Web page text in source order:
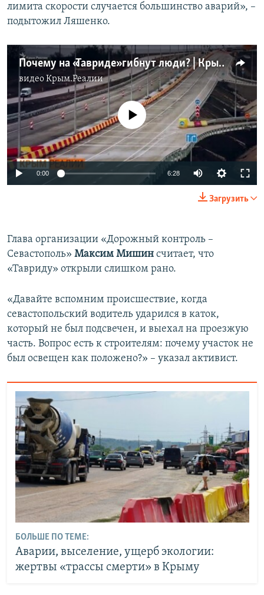
лимита скорости случается большинство аварий», –
подытожил Ляшенко.
Почему на «Тавриде» гибнут люди? | Крым.Реалии ТВ (видео)
видеоКрым.Реалии
No media source currently available
0:00 6:28
270p
1080p
Загрузить
Глава организации «Дорожный контроль –
Севастополь» Максим Мишин считает, что
«Тавриду» открыли слишком рано.
«Давайте вспомним происшествие, когда
севастопольский водитель ударился в каток,
который не был подсвечен, и выехал на проезжую
часть. Вопрос есть к строителям: почему участок не
был освещен как положено?» – указал активист.
БОЛЬШЕ ПО ТЕМЕ:
Аварии, выселение, ущерб экологии:
жертвы «трассы смерти» в Крыму